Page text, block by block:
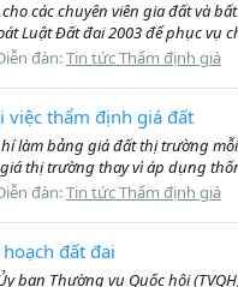
các chuyên viên gia đất và
Luật Đất đai 2003 để phục vụ
đàn:Tin tức Thẩm định giá
việc thẩm định giá đất
bảng giá đất thị trường
thị trường thay vì áp dụng
đàn:Tin tức Thẩm định giá
đất đai
ban Thường vụ Quốc hội